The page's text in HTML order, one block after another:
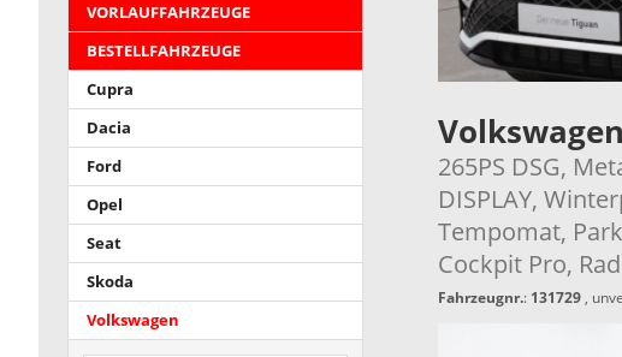
265PS DSG,
DISPLAY,
Tempomat,
Cockpit Pro,
Fahrzeugnr.: 131729,
VORLAUFFAHRZEUGE
BESTELLFAHRZEUGE
Cupra
Dacia
Ford
Opel
Seat
Skoda
Volkswagen